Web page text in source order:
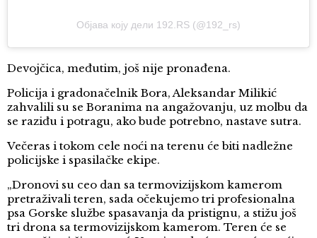
Објава коју дели 192.RS (@192_rs)
Devojčica, međutim, još nije pronađena.
Policija i gradonačelnik Bora, Aleksandar Milikić
zahvalili su se Boranima na angažovanju, uz molbu da
se raziđu i potragu, ako bude potrebno, nastave sutra.
Večeras i tokom cele noći na terenu će biti nadležne
policijske i spasilačke ekipe.
„Dronovi su ceo dan sa termovizijskom kamerom
pretraživali teren, sada očekujemo tri profesionalna
psa Gorske službe spasavanja da pristignu, a stižu još
tri drona sa termovizijskom kamerom. Teren će se